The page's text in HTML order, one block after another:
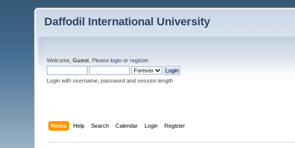
Daffodil International University
Welcome,Guest . Pleaselogin orregister.
Login with username, password and session length
Home Help Search Calendar Login Register